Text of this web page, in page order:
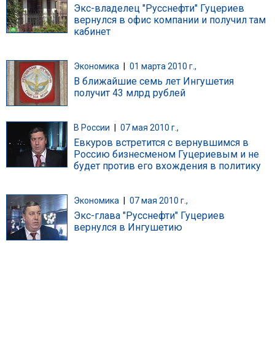
Экс-владелец "Русснефти" Гуцериев
вернулся в офис компании и получил там
кабинет
Экономика 01 марта 2010 г.,
В ближайшие семь лет Ингушетия
получит 43 млрд рублей
В России 07 мая 2010 г.,
Евкуров встретится с вернувшимся в
Россию бизнесменом Гуцериевым и не
будет против его вхождения в политику
Экономика 07 мая 2010 г.,
Экс-глава "Русснефти" Гуцериев
вернулся в Ингушетию